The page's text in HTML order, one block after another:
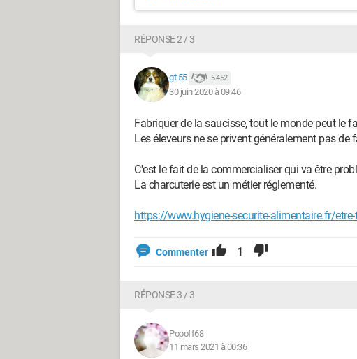
RÉPONSE 2 / 3
gt.55 5 452
30 juin 2020 à 09:46
Fabriquer de la saucisse, tout le monde peut le
Les éleveurs ne se privent généralement pas
C'est le fait de la commercialiser qui va être
La charcuterie est un métier réglementé.
https://www.hygiene-securite-alimentaire.fr/
Commenter 1
RÉPONSE 3 / 3
Popoff68
11 mars 2021 à 00:36